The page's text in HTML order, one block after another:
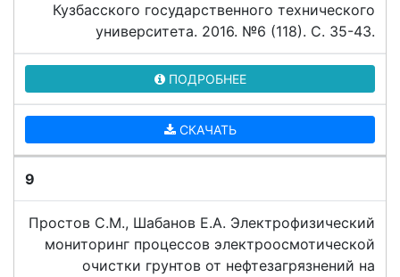
Кузбасского государственного технического
университета. 2016. №6 (118). C. 35-43.
ПОДРОБНЕЕ
СКАЧАТЬ
9
Простов С.М., Шабанов Е.А. Электрофизический
мониторинг процессов электроосмотической
очистки грунтов от нефтезагрязнений на